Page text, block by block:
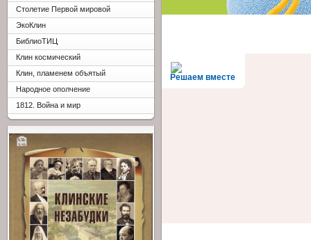
Решаем вместе
Столетие Первой мировой
ЭкоКлин
БиблиоТИЦ
Клин космический
Клин, пламенем объятый
Народное ополчение
1812. Война и мир